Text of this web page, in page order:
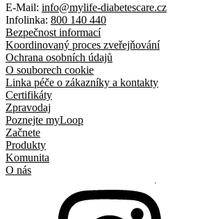
E-Mail: info@mylife-diabetescare.cz
Infolinka: 800 140 440
Bezpečnost informací
Koordinovaný proces zveřejňování
Ochrana osobních údajů
O souborech cookie
Linka péče o zákazníky a kontakty
Certifikáty
Zpravodaj
Poznejte myLoop
Začnete
Produkty
Komunita
O nás